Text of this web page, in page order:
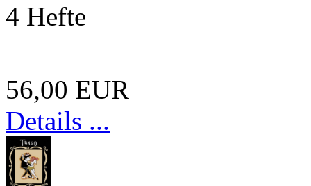
4 Hefte
56,00 EUR
Details ...